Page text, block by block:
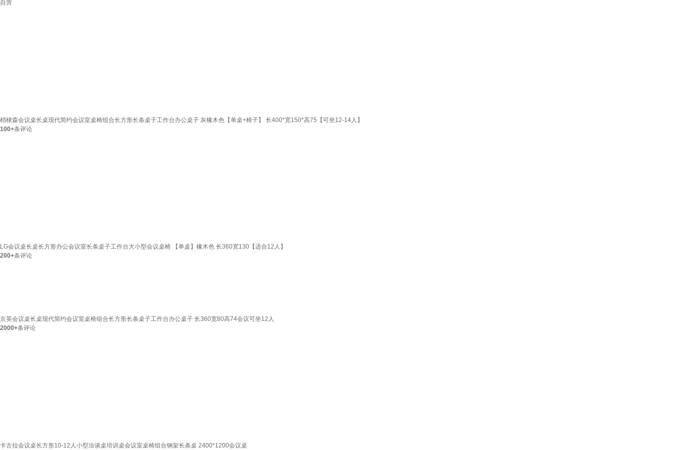
自营
梢棣森会议桌长桌现代简约会议室桌椅组合长方形长条桌子工作台办公桌子 灰橡木色【单桌+椅子】 长400*宽150*高75【可坐12-14人】
100+条评论
LG会议桌长桌长方形办公会议室长条桌子工作台大小型会议桌椅 【单桌】橡木色 长360宽130【适合12人】
200+条评论
京英会议桌长桌现代简约会议室桌椅组合长方形长条桌子工作台办公桌子 长360宽80高74会议可坐12人
2000+条评论
卡古拉会议桌长方形10-12人小型洽谈桌培训桌会议室桌椅组合钢架长条桌 2400*1200会议桌